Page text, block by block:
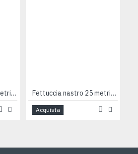
Fettuccia nastro 25 metri 100% cotone AZZURRO Fettuccia nastro 25 metri 100% cotone TURCHESE
Acquista